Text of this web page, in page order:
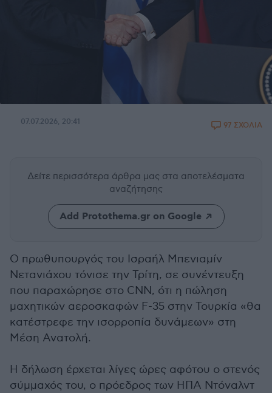
07.07.2026, 20:41 97 ΣΧΟΛΙΑ
Δείτε περισσότερα άρθρα μας στα αποτελέσματα
αναζήτησης
Add Protothema.gr on Google
Ο πρωθυπουργός του Ισραήλ Μπενιαμίν
Νετανιάχου τόνισε την Τρίτη, σε συνέντευξη
που παραχώρησε στο CNN, ότι η πώληση
μαχητικών αεροσκαφών F-35 στην Τουρκία «θα
κατέστρεφε την ισορροπία δυνάμεων» στη
Μέση Ανατολή.
Η δήλωση έρχεται λίγες ώρες αφότου ο στενός
σύμμαχός του, ο πρόεδρος των ΗΠΑ Ντόναλντ